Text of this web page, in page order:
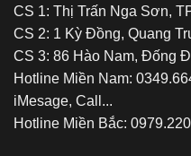
CS 1: Thị Trấn Nga Sơn,
CS 2: 1 Kỳ Đồng, Quang
CS 3: 86 Hào Nam, Đống
Hotline Miền Nam:
iMesage, Call...
Hotline Miền Bắc: